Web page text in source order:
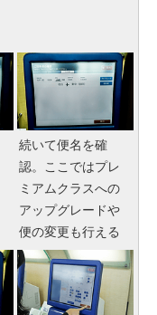
続いて便名を確
認。ここではプレ
ミアムクラスへの
アップグレードや
便の変更も行える